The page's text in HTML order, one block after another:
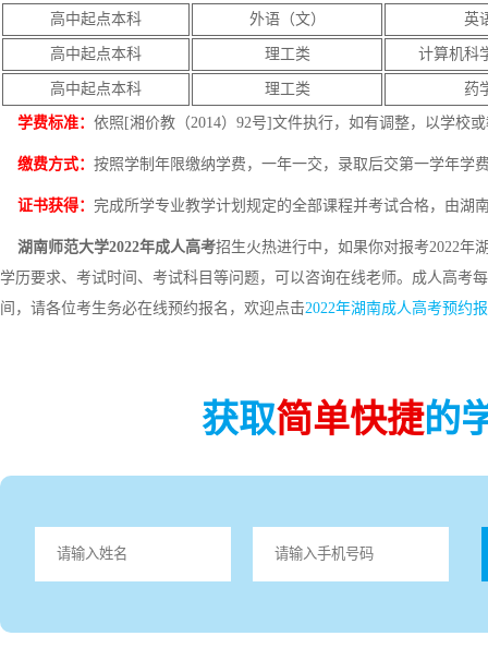
高中起点本科 外语（文） 英
高中起点本科 理工类 计算机科
高中起点本科 理工类 药
学费标准： 依照[湘价教（2014）92号]文件执行，如有调整，以学校
缴费方式： 按照学制年限缴纳学费，一年一交，录取后交第一学年学
证书获得： 完成所学专业教学计划规定的全部课程并考试合格，由湖
湖南师范大学2022年成人高考招生火热进行中，如果你对报考2022年
学历要求、考试时间、考试科目等问题，可以咨询在线老师。成人高考
间，请各位考生务必在线预约报名，欢迎点击2022年湖南成人高考预约
获取简单快捷的